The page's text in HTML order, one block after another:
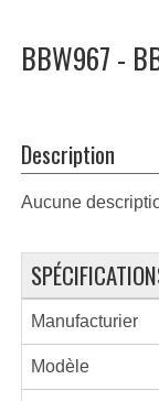
BBW967 -
Description
Aucune
Manufacturier
Modèle